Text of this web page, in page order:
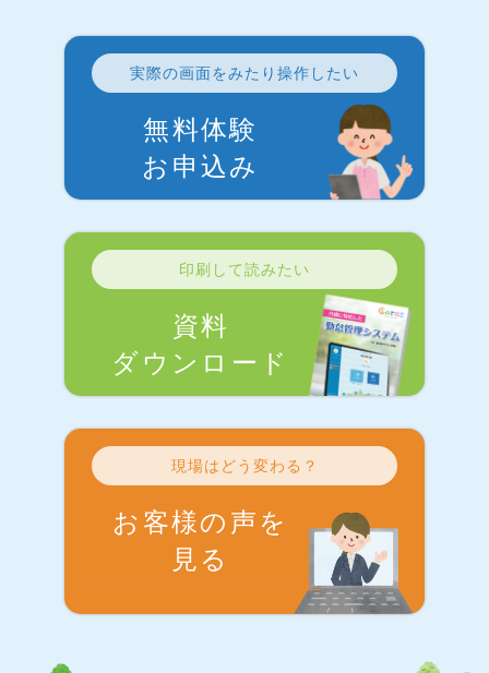
実際の画面をみたり操作したい
無料体験
お申込み
印刷して読みたい
資料
ダウンロード
現場はどう変わる？
お客様の声を
見る